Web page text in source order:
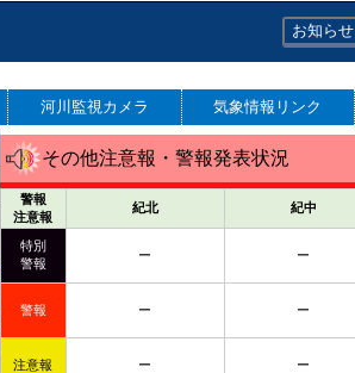
お知らせ
河川監視カメラ 気象情報リンク
その他注意報・警報発表状況
警報
注意報
紀北 紀中
特別
警報
ー ー
警報 ー ー
注意報 ー ー